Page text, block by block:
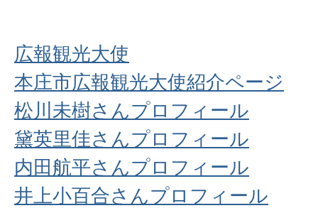
広報観光大使
本庄市広報観光大使紹介ページ
松川未樹さんプロフィール
黛英里佳さんプロフィール
内田航平さんプロフィール
井上小百合さんプロフィール